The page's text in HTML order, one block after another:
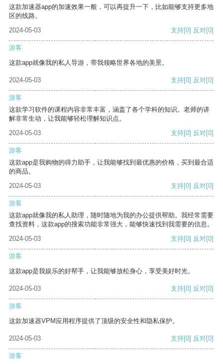
这款加速器app的加速效果一般，可以再提升一下，比如能够支持更多地
区的线路。
2024-05-03
支持[0] 反对[0]
游客
这款app就像我的私人导游，带我领略世界各地的美景。
2024-05-03 支持[0] 反对[0]
游客
这款学习软件的课程内容非常丰富，涵盖了各个学科的知识。老师的讲
解非常生动，让我能够轻松理解知识点。
2024-05-03
支持[0] 反对[0]
游客
这款app是我购物的得力助手，让我能够找到最优惠的价格，买到最合适
的商品。
2024-05-03
支持[0] 反对[0]
游客
这款app就像我的私人助理，随时随地为我的办公提供帮助。我经常需要
查找资料，这款app的搜索功能非常强大，能够快速找到我需要的信息。
2024-05-03
支持[0] 反对[0]
游客
这款app是我娱乐的好帮手，让我能够放松身心，享受美好时光。
2024-05-03 支持[0] 反对[0]
游客
这款加速器VPM应用程序提供了顶级的安全性和隐私保护。
2024-05-03 支持[0] 反对[0]
游客